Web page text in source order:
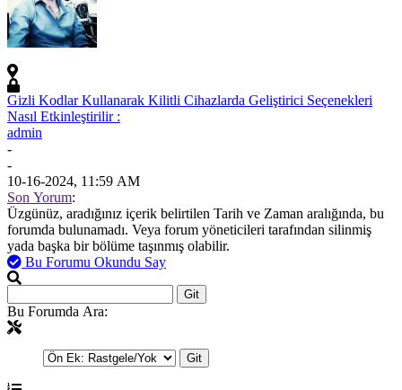
Gizli Kodlar Kullanarak Kilitli Cihazlarda Geliştirici Seçenekleri
Nasıl Etkinleştirilir :
admin
-
-
10-16-2024, 11:59 AM
Son Yorum:
Üzgünüz, aradığınız içerik belirtilen Tarih ve Zaman aralığında, bu
forumda bulunamadı. Veya forum yöneticileri tarafından silinmiş
yada başka bir bölüme taşınmış olabilir.
Bu Forumu Okundu Say
Bu Forumda Ara: